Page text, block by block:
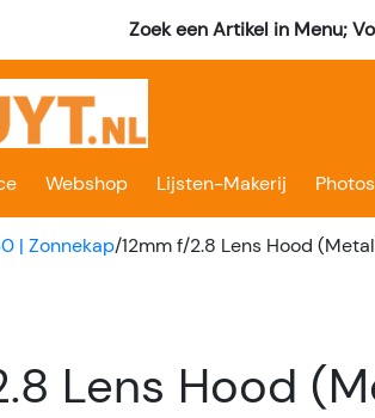
Zoek een Artikel in Menu;
Webshop Lijsten-Makerij
| Zonnekap/12mm f/2.8 Lens Hood
Lens Hood